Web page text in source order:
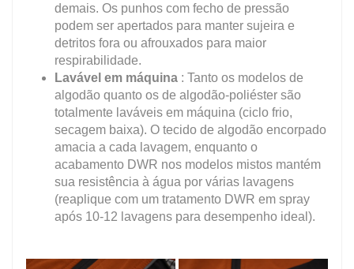
demais. Os punhos com fecho de pressão
podem ser apertados para manter sujeira e
detritos fora ou afrouxados para maior
respirabilidade.
Lavável em máquina : Tanto os modelos de
algodão quanto os de algodão-poliéster são
totalmente laváveis em máquina (ciclo frio,
secagem baixa). O tecido de algodão encorpado
amacia a cada lavagem, enquanto o
acabamento DWR nos modelos mistos mantém
sua resistência à água por várias lavagens
(reaplique com um tratamento DWR em spray
após 10-12 lavagens para desempenho ideal).